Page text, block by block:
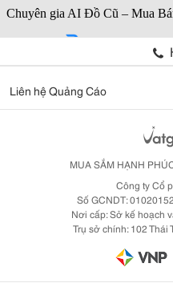
Liên hệ Quảng Cáo
MUA SẮM HẠNH
Công ty Cổ
Số GCNDT:
Nơi cấp: Sở kế hoạch
Trụ sở chính: 102 Thái